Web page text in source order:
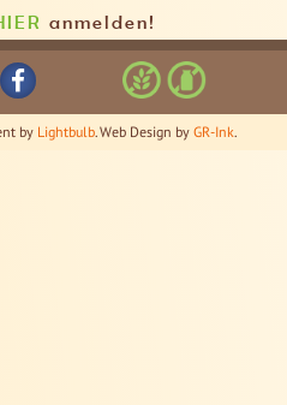
anmelden!
by Lightbulb. Web Design by GR-Ink.